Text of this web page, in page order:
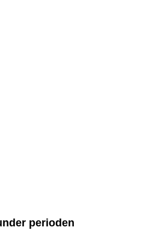
perioden